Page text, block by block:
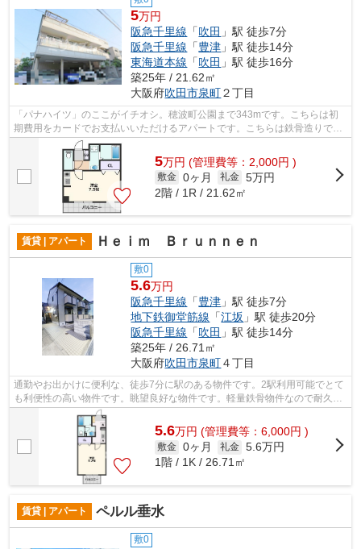
5万円
阪急千里線 「吹田 」駅 徒歩7分
阪急千里線 「豊津 」駅 徒歩14分
東海道本線 「吹田 」駅 徒歩16分
築25年 / 21.62㎡
大阪府吹田市泉町２丁目
「パナハイツ」のここがイチオシ。穂波町公園まで343mです。こちらは初
期費用をカードでお支払いいただけるアパートです。こちらは鉄骨造りで耐
震性が強い物件です。ミライズ吹田店に...
5万円 (管理費等：2,000円 )
敷金 0ヶ月 礼金 5万円
2階 / 1R / 21.62㎡
賃貸 | アパート Ｈｅｉｍ Ｂｒｕｎｎｅｎ
敷0
5.6万円
阪急千里線 「豊津 」駅 徒歩7分
地下鉄御堂筋線 「江坂 」駅 徒歩20分
阪急千里線 「吹田 」駅 徒歩14分
築25年 / 26.71㎡
大阪府吹田市泉町４丁目
通勤やお出かけに便利な、徒歩7分に駅のある物件です。2駅利用可能でとて
も利便性の高い物件です。眺望良好な物件です。軽量鉄骨物件なので耐久性
が高い物件です。阪急千里線豊津近く...
5.6万円 (管理費等：6,000円 )
敷金 0ヶ月 礼金 5.6万円
1階 / 1K / 26.71㎡
賃貸 | アパート ペルル垂水
敷0